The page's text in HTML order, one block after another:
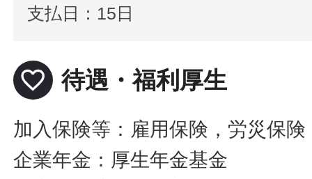
支払日：15日
favorite_border 待遇・福利厚生
加入保険等：雇用保険，労災保
企業年金：厚生年金基金